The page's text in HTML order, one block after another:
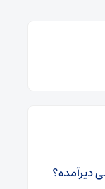
دیرآمده؟